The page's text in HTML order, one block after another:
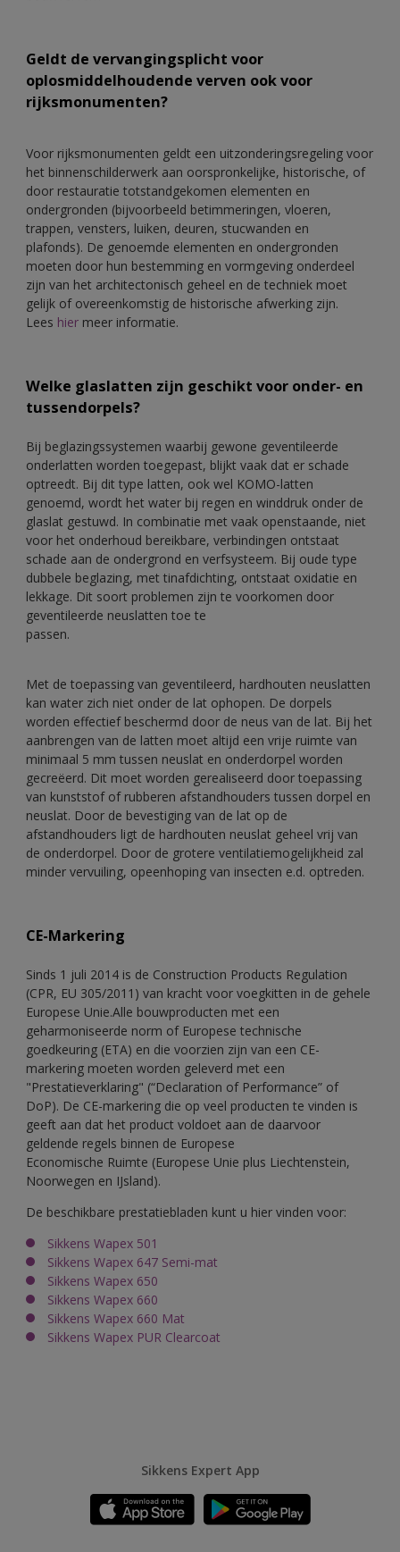
Geldt de vervangingsplicht voor
oplosmiddelhoudende verven ook voor
rijksmonumenten?
Voor rijksmonumenten geldt een uitzonderingsregeling voor
het binnenschilderwerk aan oorspronkelijke, historische, of
door restauratie totstandgekomen elementen en
ondergronden (bijvoorbeeld betimmeringen, vloeren,
trappen, vensters, luiken, deuren, stucwanden en
plafonds). De genoemde elementen en ondergronden
moeten door hun bestemming en vormgeving onderdeel
zijn van het architectonisch geheel en de techniek moet
gelijk of overeenkomstig de historische afwerking zijn.
Lees hier meer informatie.
Welke glaslatten zijn geschikt voor onder- en
tussendorpels?
Bij beglazingssystemen waarbij gewone geventileerde
onderlatten worden toegepast, blijkt vaak dat er schade
optreedt. Bij dit type latten, ook wel KOMO-latten
genoemd, wordt het water bij regen en winddruk onder de
glaslat gestuwd. In combinatie met vaak openstaande, niet
voor het onderhoud bereikbare, verbindingen ontstaat
schade aan de ondergrond en verfsysteem. Bij oude type
dubbele beglazing, met tinafdichting, ontstaat oxidatie en
lekkage. Dit soort problemen zijn te voorkomen door
geventileerde neuslatten toe te
passen.
Met de toepassing van geventileerd, hardhouten neuslatten
kan water zich niet onder de lat ophopen. De dorpels
worden effectief beschermd door de neus van de lat. Bij het
aanbrengen van de latten moet altijd een vrije ruimte van
minimaal 5 mm tussen neuslat en onderdorpel worden
gecreëerd. Dit moet worden gerealiseerd door toepassing
van kunststof of rubberen afstandhouders tussen dorpel en
neuslat. Door de bevestiging van de lat op de
afstandhouders ligt de hardhouten neuslat geheel vrij van
de onderdorpel. Door de grotere ventilatiemogelijkheid zal
minder vervuiling, opeenhoping van insecten e.d. optreden.
CE-Markering
Sinds 1 juli 2014 is de Construction Products Regulation
(CPR, EU 305/2011) van kracht voor voegkitten in de gehele
Europese Unie.Alle bouwproducten met een
geharmoniseerde norm of Europese technische
goedkeuring (ETA) en die voorzien zijn van een CE-
markering moeten worden geleverd met een
"Prestatieverklaring" (“Declaration of Performance” of
DoP). De CE-markering die op veel producten te vinden is
geeft aan dat het product voldoet aan de daarvoor
geldende regels binnen de Europese
Economische Ruimte (Europese Unie plus Liechtenstein,
Noorwegen en IJsland).
De beschikbare prestatiebladen kunt u hier vinden voor:
Sikkens Wapex 501
Sikkens Wapex 647 Semi-mat
Sikkens Wapex 650
Sikkens Wapex 660
Sikkens Wapex 660 Mat
Sikkens Wapex PUR Clearcoat
Sikkens Expert App